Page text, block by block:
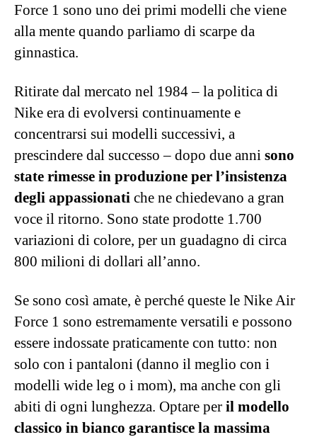
Force 1 sono uno dei primi modelli che viene
alla mente quando parliamo di scarpe da
ginnastica.
Ritirate dal mercato nel 1984 – la politica di
Nike era di evolversi continuamente e
concentrarsi sui modelli successivi, a
prescindere dal successo – dopo due anni sono
state rimesse in produzione per l’insistenza
degli appassionati che ne chiedevano a gran
voce il ritorno. Sono state prodotte 1.700
variazioni di colore, per un guadagno di circa
800 milioni di dollari all’anno.
Se sono così amate, è perché queste le Nike Air
Force 1 sono estremamente versatili e possono
essere indossate praticamente con tutto: non
solo con i pantaloni (danno il meglio con i
modelli wide leg o i mom), ma anche con gli
abiti di ogni lunghezza. Optare per il modello
classico in bianco garantisce la massima